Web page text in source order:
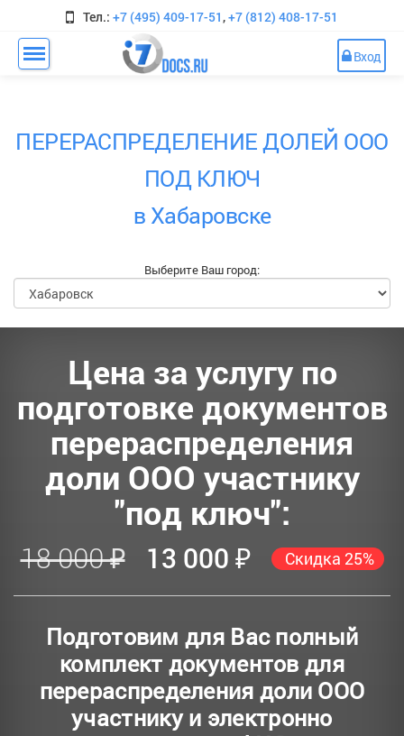
Тел.: +7 (495) 409-17-51,+7 (812) 408-17-51
Вход
ПЕРЕРАСПРЕДЕЛЕНИЕ ДОЛЕЙ ООО
ПОД КЛЮЧ
в Хабаровске
Выберите Ваш город:
Цена за услугу по
подготовке документов
перераспределения
доли ООО участнику
"под ключ":
18 000 ₽ 13 000 ₽ Скидка 25%
Подготовим для Вас полный
комплект документов для
перераспределения доли ООО
участнику и электронно